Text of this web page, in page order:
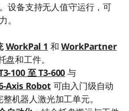
设备支持无人值守运行，可
。
WorkPal 1 和WorkPartner
和工件。
100 至 T3-600 与
Axis Robot可由入门级自动
机器人激光加工单元。